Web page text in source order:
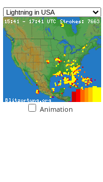
Animation